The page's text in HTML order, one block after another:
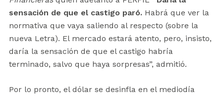
sensación de que el castigo paró.Habrá que ver la
normativa que vaya saliendo al respecto (sobre la
nueva Letra). El mercado estará atento, pero, insisto,
daría la sensación de que el castigo habría
terminado, salvo que haya sorpresas”, admitió.
Por lo pronto, el dólar se desinfla en el mediodía